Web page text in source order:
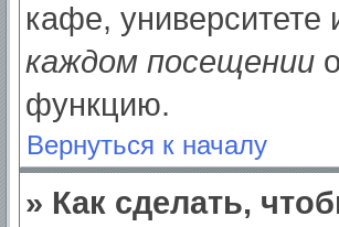
кафе, университете
каждом посещении
функцию.
Вернуться к началу
» Как сделать,